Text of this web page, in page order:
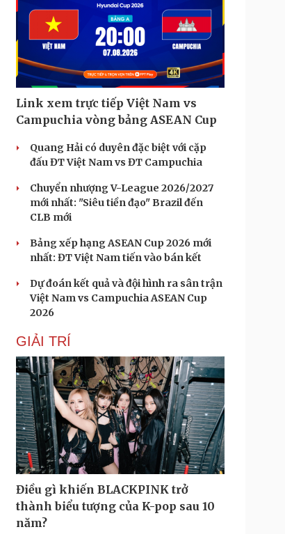
Link xem trực tiếp Việt Nam vs
Campuchia vòng bảng ASEAN Cup
Quang Hải có duyên đặc biệt với cặp
đấu ĐT Việt Nam vs ĐT Campuchia
Chuyển nhượng V-League 2026/2027
mới nhất: "Siêu tiền đạo" Brazil đến
CLB mới
Bảng xếp hạng ASEAN Cup 2026 mới
nhất: ĐT Việt Nam tiến vào bán kết
Dự đoán kết quả và đội hình ra sân trận
Việt Nam vs Campuchia ASEAN Cup
2026
GIẢI TRÍ
Điều gì khiến BLACKPINK trở
thành biểu tượng của K-pop sau 10
năm?